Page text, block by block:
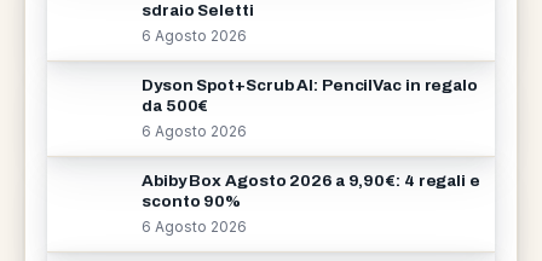
sdraio Seletti
6 Agosto 2026
Dyson Spot+Scrub AI: PencilVac in regalo
da 500€
6 Agosto 2026
Abiby Box Agosto 2026 a 9,90€: 4 regali e
sconto 90%
6 Agosto 2026